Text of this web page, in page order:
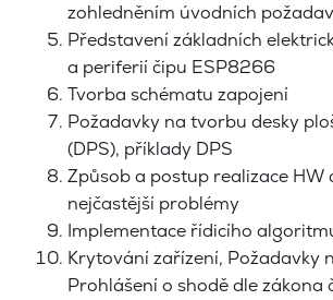
zohledněním úvodních
Představení základních
a periferií čipu ESP8266
Tvorba schématu zapojení
Požadavky na tvorbu desky
(DPS), příklady DPS
Způsob a postup realizace HW
nejčastější problémy
Implementace řídicího
Krytování zařízení, Požadavky
Prohlášení o shodě dle zákona